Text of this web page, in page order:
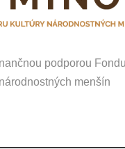
podporou
menšín